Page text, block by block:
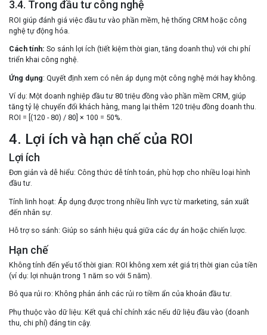
3.4. Trong đầu tư công nghệ
ROI giúp đánh giá việc đầu tư vào phần mềm, hệ thống CRM hoặc công
nghệ tự động hóa.
Cách tính: So sánh lợi ích (tiết kiệm thời gian, tăng doanh thu) với chi phí
triển khai công nghệ.
Ứng dụng: Quyết định xem có nên áp dụng một công nghệ mới hay không.
Ví dụ: Một doanh nghiệp đầu tư 80 triệu đồng vào phần mềm CRM, giúp
tăng tỷ lệ chuyển đổi khách hàng, mang lại thêm 120 triệu đồng doanh thu.
ROI = [(120 - 80) / 80] × 100 = 50%.
4. Lợi ích và hạn chế của ROI
Lợi ích
Đơn giản và dễ hiểu: Công thức dễ tính toán, phù hợp cho nhiều loại hình
đầu tư.
Tính linh hoạt: Áp dụng được trong nhiều lĩnh vực từ marketing, sản xuất
đến nhân sự.
Hỗ trợ so sánh: Giúp so sánh hiệu quả giữa các dự án hoặc chiến lược.
Hạn chế
Không tính đến yếu tố thời gian: ROI không xem xét giá trị thời gian của tiền
(ví dụ: lợi nhuận trong 1 năm so với 5 năm).
Bỏ qua rủi ro: Không phản ánh các rủi ro tiềm ẩn của khoản đầu tư.
Phụ thuộc vào dữ liệu: Kết quả chỉ chính xác nếu dữ liệu đầu vào (doanh
thu, chi phí) đáng tin cậy.